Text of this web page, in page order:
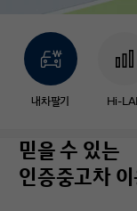
내차팔기 Hi-
믿을 수 있는
인증중고차 이